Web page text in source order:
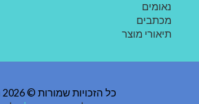
נאומים
מכתבים
תיאורי מוצר
כל הזכויות שמורות © 2026 המגזין